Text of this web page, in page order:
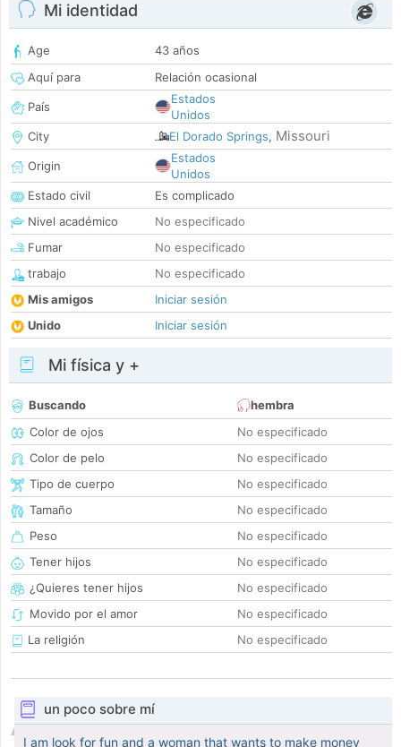
Mi identidad
Age
43 años
Aquí para
Relación ocasional
País
Estados
Unidos
City
El Dorado Springs, Missouri
Origin
Estados
Unidos
Estado civil
Es complicado
Nivel académico
No especificado
Fumar
No especificado
trabajo
No especificado
Mis amigos
Iniciar sesión
Unido
Iniciar sesión
Mi física y +
Buscando
hembra
Color de ojos
No especificado
Color de pelo
No especificado
Tipo de cuerpo
No especificado
Tamaño
No especificado
Peso
No especificado
Tener hijos
No especificado
¿Quieres tener hijos
No especificado
Movido por el amor
No especificado
La religión
No especificado
un poco sobre mí
I am look for fun and a woman that wants to make money